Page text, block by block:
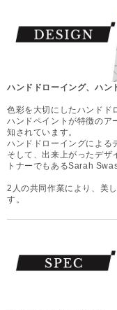
ハンドドローイング、ハン
色彩を大切にしたハンドド
ハンドペイントが特徴のア
知されています。
ハンドドローイングによる
そして、出来上がったデザ
トナーでもあるSarah
2人の共同作業により、美
す。